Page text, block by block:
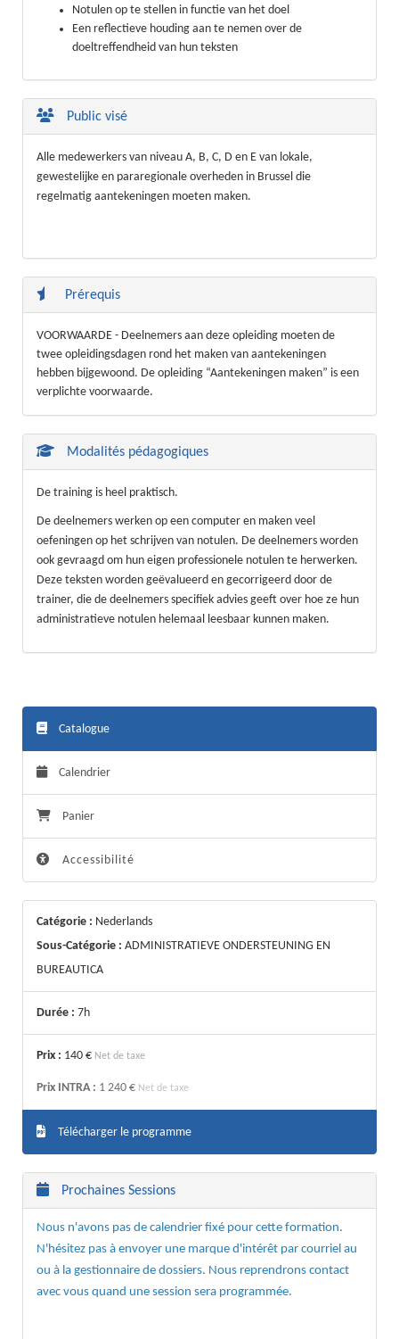
Notulen op te stellen in functie van het doel
Een reflectieve houding aan te nemen over de
doeltreffendheid van hun teksten
Public visé
Alle medewerkers van niveau A, B, C, D en E van lokale,
gewestelijke en pararegionale overheden in Brussel die
regelmatig aantekeningen moeten maken.
Prérequis
VOORWAARDE - Deelnemers aan deze opleiding moeten de
twee opleidingsdagen rond het maken van aantekeningen
hebben bijgewoond. De opleiding “Aantekeningen maken” is een
verplichte voorwaarde.
Modalités pédagogiques
De training is heel praktisch.
De deelnemers werken op een computer en maken veel
oefeningen op het schrijven van notulen. De deelnemers worden
ook gevraagd om hun eigen professionele notulen te herwerken.
Deze teksten worden geëvalueerd en gecorrigeerd door de
trainer, die de deelnemers specifiek advies geeft over hoe ze hun
administratieve notulen helemaal leesbaar kunnen maken.
Catalogue
Calendrier
Panier
Accessibilité
Catégorie : Nederlands
Sous-Catégorie : ADMINISTRATIEVE ONDERSTEUNING EN
BUREAUTICA
Durée : 7h
Prix : 140 € Net de taxe
Prix INTRA : 1 240 € Net de taxe
Télécharger le programme
Prochaines Sessions
Nous n'avons pas de calendrier fixé pour cette formation.
N'hésitez pas à envoyer une marque d'intérêt par courriel au
ou à la gestionnaire de dossiers. Nous reprendrons contact
avec vous quand une session sera programmée.